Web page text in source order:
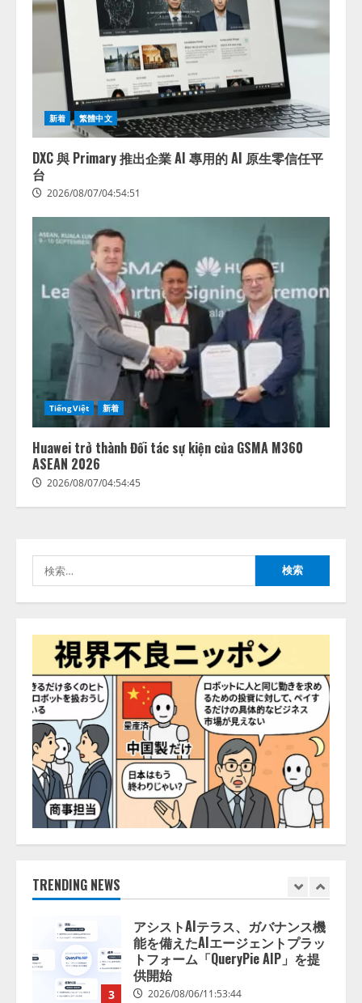
新着 繁體中文
DXC 與 Primary 推出企業 AI 專用的 AI 原生零信任平
台
2026/08/07/04:54:51
TiếngViệt 新着
Huawei trở thành Đối tác sự kiện của GSMA M360
ASEAN 2026
2026/08/07/04:54:45
索:
TRENDING NEWS
藤原竜也がAIで組織の改善点を見
抜く！ SKYSEA Client View 新テ
レビCM公開！ 新オプション！ AI
が組織の業務実態を分析し労務改
善を支援。 藤原竜也メイキング
動画公開 「もしAIが自分を分析し
たら、すぐ休めと言われる自信が
ある」「昨年の夏はカブトムシを
捕まえたり、虫と戦ったり…」
2026/08/06/14:54:31
アシストAIテラス、ガバナンス機
能を備えたAIエージェントプラッ
トフォーム「QueryPie AIP」を提
供開始
レアラ、『AIはどの法律事務所を
を実施
5
創を推進する 「Agentic IoT Lab」
を設立
2026/08/06/11:53:44
1
AI駆動開発の推進に向けて
「TinhVan Technologies JSC.」と業
務提携
2026/08/06/14:54:32
2
藤原竜也がAIで組織の改善点を見
抜く！ SKYSEA Client View 新テ
レビCM公開！ 新オプション！ AI
善を支援。 藤原竜也メイキング
動画公開 「もしAIが自分を分析し
たら、すぐ休めと言われる自信が
ある」「昨年の夏はカブトムシを
捕まえたり、虫と戦ったり…」
2026/08/06/14:54:31
3
アシストAIテラス、ガバナンス機
能を備えたAIエージェントプラッ
トフォーム「QueryPie AIP」を提
供開始
2026/08/06/11:53:44